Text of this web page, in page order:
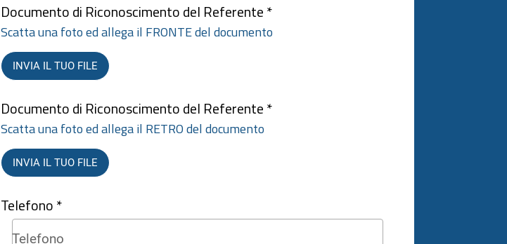
Documento di Riconoscimento del Referente *
Scatta una foto ed allega il FRONTE del documento
INVIA IL TUO FILE
Documento di Riconoscimento del Referente *
Scatta una foto ed allega il RETRO del documento
INVIA IL TUO FILE
Telefono *